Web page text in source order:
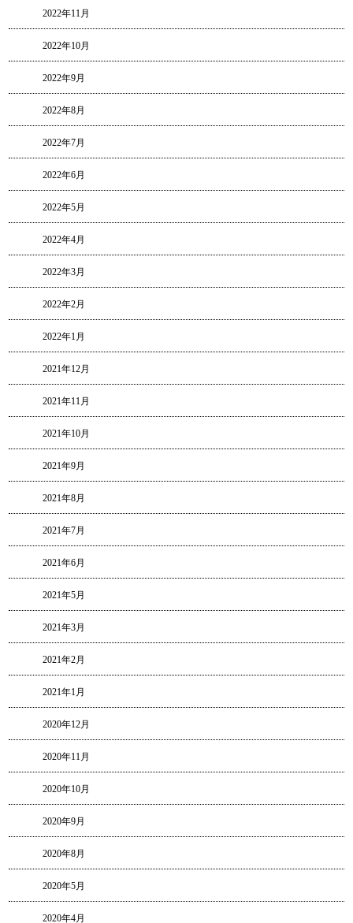
2022年11月
2022年10月
2022年9月
2022年8月
2022年7月
2022年6月
2022年5月
2022年4月
2022年3月
2022年2月
2022年1月
2021年12月
2021年11月
2021年10月
2021年9月
2021年8月
2021年7月
2021年6月
2021年5月
2021年3月
2021年2月
2021年1月
2020年12月
2020年11月
2020年10月
2020年9月
2020年8月
2020年5月
2020年4月